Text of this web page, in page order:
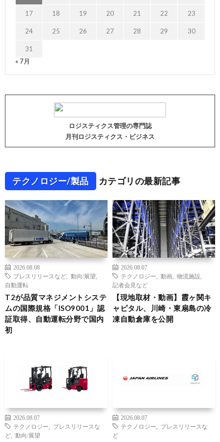
17 18 19 20 21 22 23
24 25 26 27 28 29 30
31
« 7月
ロジスティクス管理の専門誌
月刊ロジスティクス・ビジネス
テクノロジー/製品 カテゴリの最新記事
2026.08.08
プレスリリースなど
動向/展望
自動運転
T2が品質マネジメントシステ
ムの国際規格「ISO9001」認
証取得、自動運転分野で国内
初
2026.08.07
テクノロジー
動画 物流施設
記者会見など
【現地取材・動画】霞ヶ関キ
ャピタル、川崎・東扇島の冷
凍自動倉庫を公開
2026.08.07
テクノロジー
プレスリリースな
ど
動向/展望
2026.08.07
テクノロジー
プレスリリースな
ど